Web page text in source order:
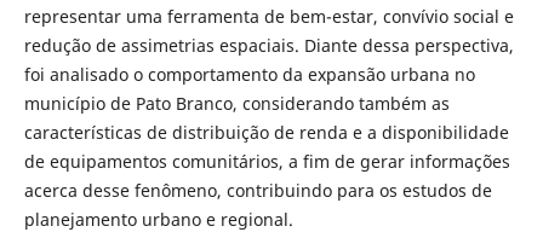
representar uma ferramenta de bem-estar, convívio social e
redução de assimetrias espaciais. Diante dessa perspectiva,
foi analisado o comportamento da expansão urbana no
município de Pato Branco, considerando também as
características de distribuição de renda e a disponibilidade
de equipamentos comunitários, a fim de gerar informações
acerca desse fenômeno, contribuindo para os estudos de
planejamento urbano e regional.